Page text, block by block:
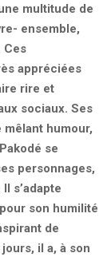
multitude de
ensemble,
Ces
appréciées
rire et
sociaux. Ses
humour,
se
personnages,
s’adapte
son humilité
de
il a, à son